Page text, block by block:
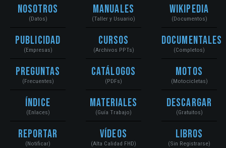
Nosotros
(Datos)
Publicidad
(Empresas)
Preguntas
(Frecuentes)
Índice
(Enlaces)
Reportar
(Notificar)
Manuales
(Taller y Usuario)
Cursos
(Archivos PPTs)
Catálogos
(PDFs)
Materiales
(Guía Trabajo)
Vídeos
(Alta Calidad FHD)
Wikipedia
(Documentos)
Documentales
(Completos)
Motos
(Motocicletas)
Descargar
(Gratuitos)
Libros
(Sin Registrarse)